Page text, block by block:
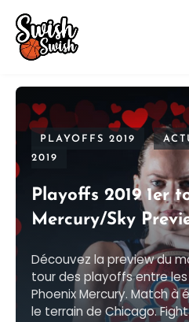
PLAYOFFS 2019
2019
Playoffs 2019 1er
Mercury/Sky
Découvez la preview du
tour des playoffs entre
Phoenix Mercury. Match à
le terrain de Chicago.